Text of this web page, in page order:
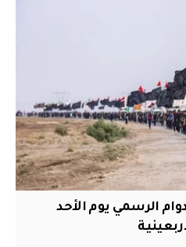
الرسمي يوم الأحد